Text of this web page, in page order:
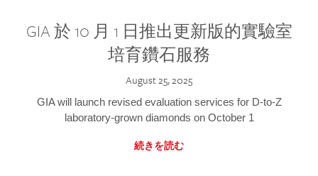
GIA 於 10 月 1 日推出更新版的實驗室
培育鑽石服務
August 25, 2025
GIA will launch revised evaluation services for D-to-Z
laboratory-grown diamonds on October 1
続きを読む